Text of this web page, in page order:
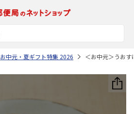
お中元・夏ギフト特集 2026 ＜お中元＞うお